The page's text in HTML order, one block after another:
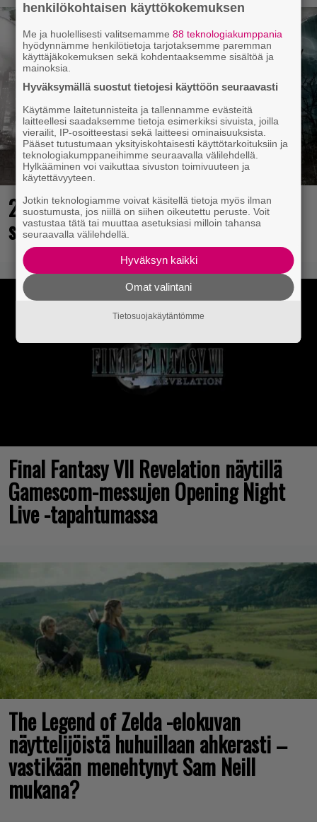
25 kaikkien aikojen parasta
supersankaripeliä listattu
Final Fantasy VII Revelation näytillä
Gamescom-messujen Opening Night
Live -tapahtumassa
The Legend of Zelda -elokuvan
näyttelijöistä huhuillaan ahkerasti –
vastikään menehtynyt Sam Neill
mukana?
henkilökohtaisen käyttökokemuksen
Me ja huolellisesti valitsemamme88 teknologiakumppania
hyödynnämme henkilötietoja tarjotaksemme paremman
käyttäjäkokemuksen sekä kohdentaaksemme sisältöä ja
mainoksia.
Hyväksymällä suostut tietojesi käyttöön seuraavasti
Käytämme laitetunnisteita ja tallennamme evästeitä
laitteellesi saadaksemme tietoja esimerkiksi sivuista, joilla
vierailit, IP-osoitteestasi sekä laitteesi ominaisuuksista.
Pääset tutustumaan yksityiskohtaisesti käyttötarkoituksiin ja
teknologiakumppaneihimme seuraavalla välilehdellä.
Hylkääminen voi vaikuttaa sivuston toimivuuteen ja
käytettävyyteen.
Jotkin teknologiamme voivat käsitellä tietoja myös ilman
suostumusta, jos niillä on siihen oikeutettu peruste. Voit
vastustaa tätä tai muuttaa asetuksiasi milloin tahansa
seuraavalla välilehdellä.
Hyväksyn kaikki
Omat valintani
Tietosuojakäytäntömme